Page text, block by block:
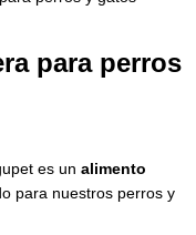
para perros
es un alimento
para nuestros perros y